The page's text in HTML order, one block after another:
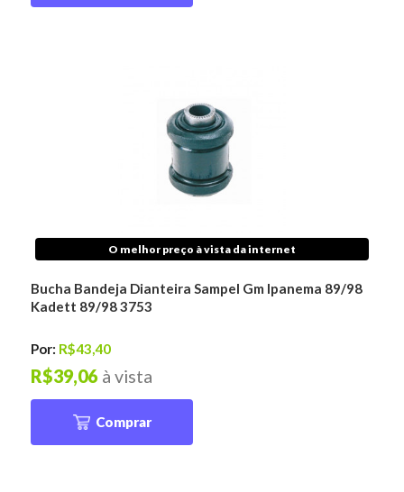
O melhor preço à vista da internet
Bucha Bandeja Dianteira Sampel Gm Ipanema 89/98
Kadett 89/98 3753
Por: R$43,40
à vista
R$39,06
Comprar